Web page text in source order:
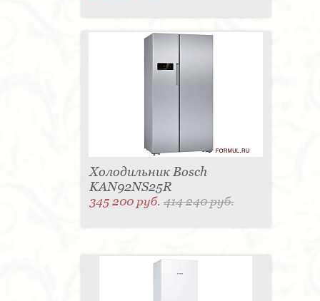
Холодильник Bosch
KAN92NS25R
345 200 руб.414 240 руб.